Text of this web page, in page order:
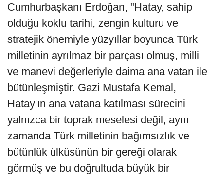
Cumhurbaşkanı Erdoğan, "Hatay, sahip
olduğu köklü tarihi, zengin kültürü ve
stratejik önemiyle yüzyıllar boyunca Türk
milletinin ayrılmaz bir parçası olmuş, milli
ve manevi değerleriyle daima ana vatan ile
bütünleşmiştir. Gazi Mustafa Kemal,
Hatay'ın ana vatana katılması sürecini
yalnızca bir toprak meselesi değil, aynı
zamanda Türk milletinin bağımsızlık ve
bütünlük ülküsünün bir gereği olarak
görmüş ve bu doğrultuda büyük bir